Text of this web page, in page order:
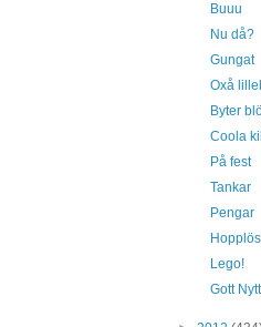
Buuu
Nu då?
Gungat
Oxå
Byter
Coola
På fest
Tankar
Pengar
Hopplös
Lego!
Gott